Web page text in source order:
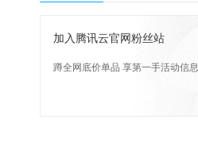
加入腾讯云官网粉丝站
蹲全网底价单品 享第一手活动信息